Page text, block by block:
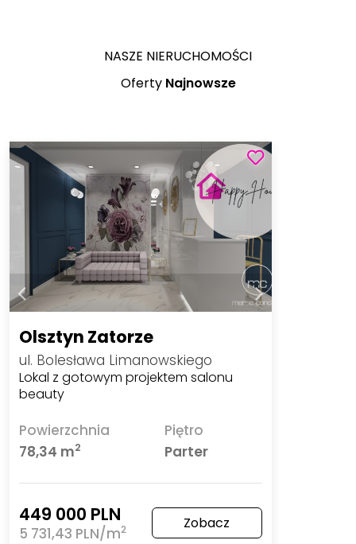
NASZE NIERUCHOMOŚCI
Oferty Najnowsze
Olsztyn Zatorze
ul. Bolesława Limanowskiego
Lokal z gotowym projektem salonu
beauty
Powierzchnia
78,34 m2
Piętro
Parter
449 000 PLN
5 731,43 PLN/m2 Zobacz